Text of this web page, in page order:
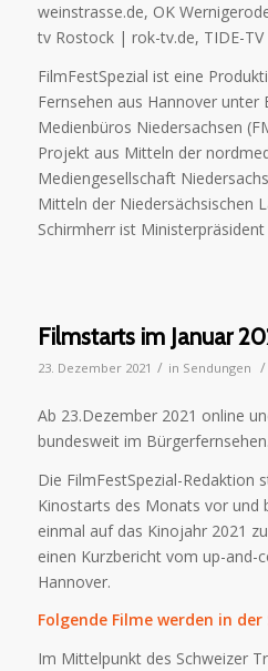
weinstrasse.de, OK
tv Rostock | rok-tv.de, TIDE-
FilmFestSpezial ist eine
Fernsehen aus Hannover unter
Medienbüros Niedersachsen
Projekt aus Mitteln der
Mediengesellschaft
Mitteln der Niedersächsischen
Schirmherr ist Ministerpräsident
Filmstarts im Januar
23. Dezember 2021 / in Sendungen /
Ab 23.Dezember 2021 online
bundesweit im Bürgerfernsehen.
Die FilmFestSpezial-Redaktion
Kinostarts des Monats vor und
einmal auf das Kinojahr 2021
einen Kurzbericht vom up-and-
Hannover.
Folgende Filme werden in
Im Mittelpunkt des Schweizer